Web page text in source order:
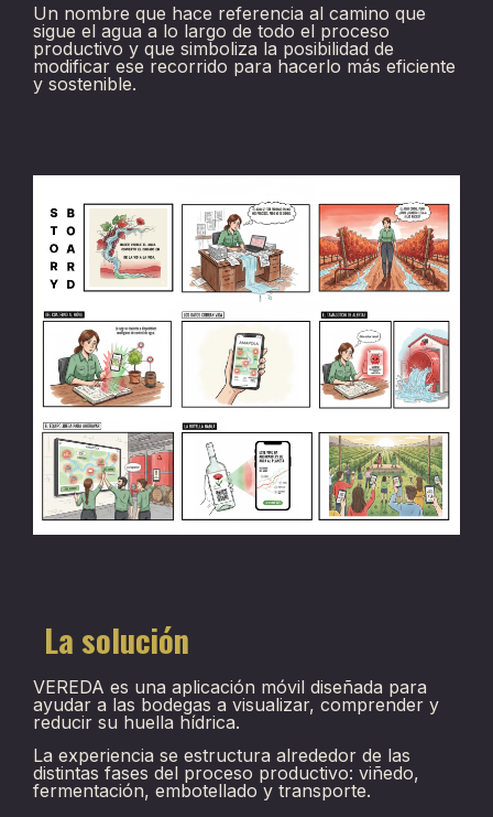
Un nombre que hace referencia al camino que
sigue el agua a lo largo de todo el proceso
productivo y que simboliza la posibilidad de
modificar ese recorrido para hacerlo más eficiente
y sostenible.
La solución
VEREDA es una aplicación móvil diseñada para
ayudar a las bodegas a visualizar, comprender y
reducir su huella hídrica.
La experiencia se estructura alrededor de las
distintas fases del proceso productivo: viñedo,
fermentación, embotellado y transporte.